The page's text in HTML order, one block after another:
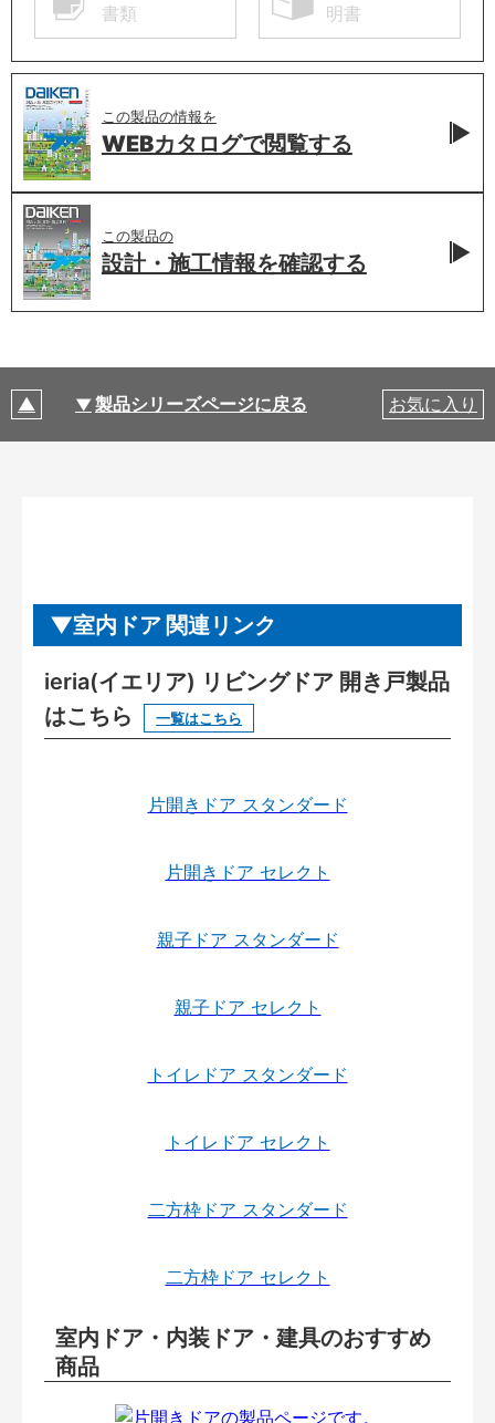
書類
明書
この製品の情報を
WEBカタログで閲覧する
この製品の
設計・施工情報を確認する
製品シリーズページに戻る お気に入り
室内ドア 関連リンク
ieria(イエリア) リビングドア 開き戸製品
はこちら
一覧はこちら
片開きドア スタンダード
片開きドア セレクト
親子ドア スタンダード
親子ドア セレクト
トイレドア スタンダード
トイレドア セレクト
二方枠ドア スタンダード
二方枠ドア セレクト
室内ドア・内装ドア・建具のおすすめ
商品